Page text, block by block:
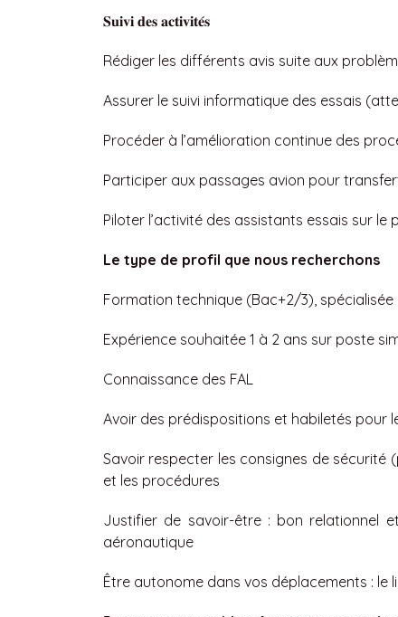
𝐒𝐮𝐢𝐯𝐢 𝐝𝐞𝐬 𝐚𝐜𝐭𝐢𝐯𝐢𝐭𝐞𝐬
Rédiger les différents avis suite aux
Assurer le suivi informatique des essais
Procéder à l’amélioration continue des
Participer aux passages avion pour
Piloter l’activité des assistants essais sur le
Le type de profil que nous recherchons
Formation technique (Bac+2/3),
Expérience souhaitée 1 à 2 ans sur poste
Connaissance des FAL
Avoir des prédispositions et habiletés pour
Savoir respecter les consignes de sécurité
et les procédures
Justifier de savoir-être : bon relationnel
aéronautique
Être autonome dans vos déplacements : le